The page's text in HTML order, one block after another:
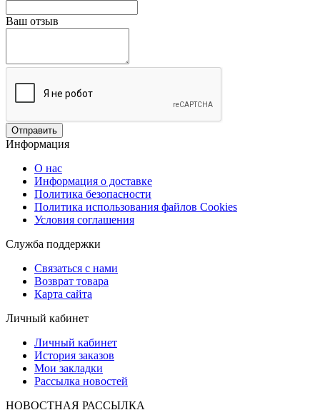
Ваш отзыв
Отправить
Информация
О нас
Информация о доставке
Политика безопасности
Политика использования файлов Сookies
Условия соглашения
Служба поддержки
Связаться с нами
Возврат товара
Карта сайта
Личный кабинет
Личный кабинет
История заказов
Мои закладки
Рассылка новостей
НОВОСТНАЯ РАССЫЛКА